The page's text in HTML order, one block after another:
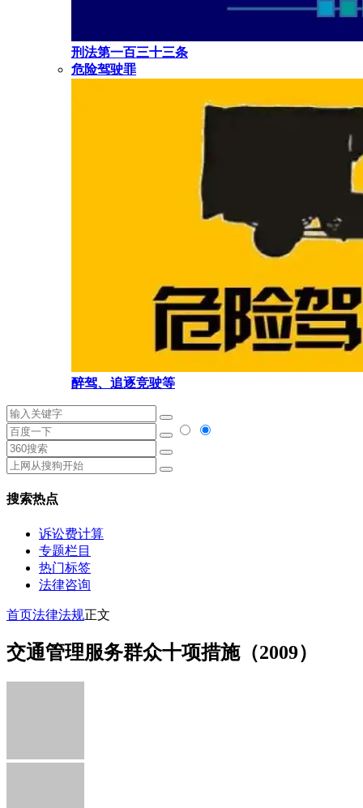
刑法第一百三十三条
危险驾驶罪
醉驾、追逐竞驶等
搜索热点
诉讼费计算
专题栏目
热门标签
法律咨询
首页法律法规正文
交通管理服务群众十项措施（2009）